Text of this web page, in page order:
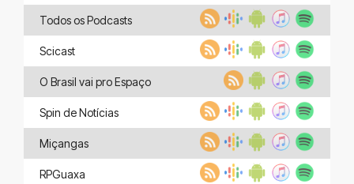
Todos os Podcasts
Scicast
O Brasil vai pro Espaço
Spin de Notícias
Miçangas
RPGuaxa